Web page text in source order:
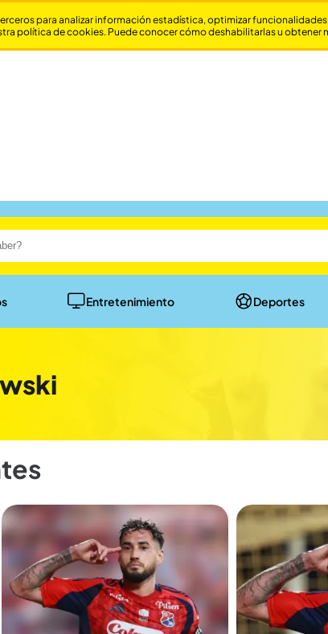
Entretenimiento Deportes
para analizar información estadística, optimizar
política de cookies. Puede conocer cómo deshabilitarlas u obtener